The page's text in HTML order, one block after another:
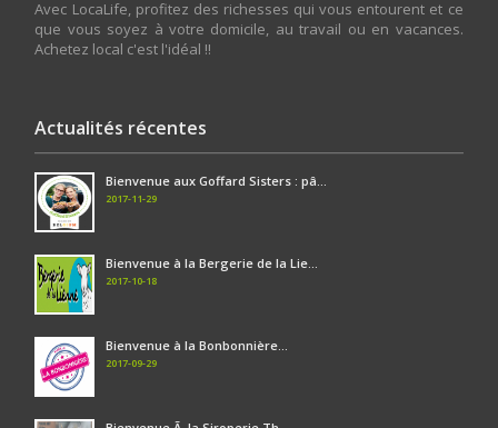
Avec LocaLife, profitez des richesses qui vous entourent et ce
que vous soyez à votre domicile, au travail ou en vacances.
Achetez local c'est l'idéal !!
Actualités récentes
Bienvenue aux Goffard Sisters : pâ...
2017-11-29
Bienvenue à la Bergerie de la Lie...
2017-10-18
Bienvenue à la Bonbonnière...
2017-09-29